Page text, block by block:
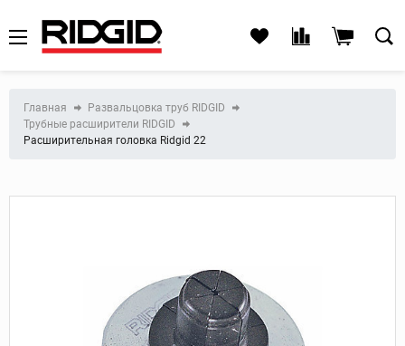
Главная
Развальцовка труб RIDGID
Трубные расширители RIDGID
Расширительная головка Ridgid 22